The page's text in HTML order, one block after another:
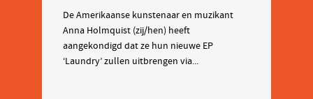
De Amerikaanse kunstenaar en muzikant
Anna Holmquist (zij/hen) heeft
aangekondigd dat ze hun nieuwe EP
‘Laundry’ zullen uitbrengen via...